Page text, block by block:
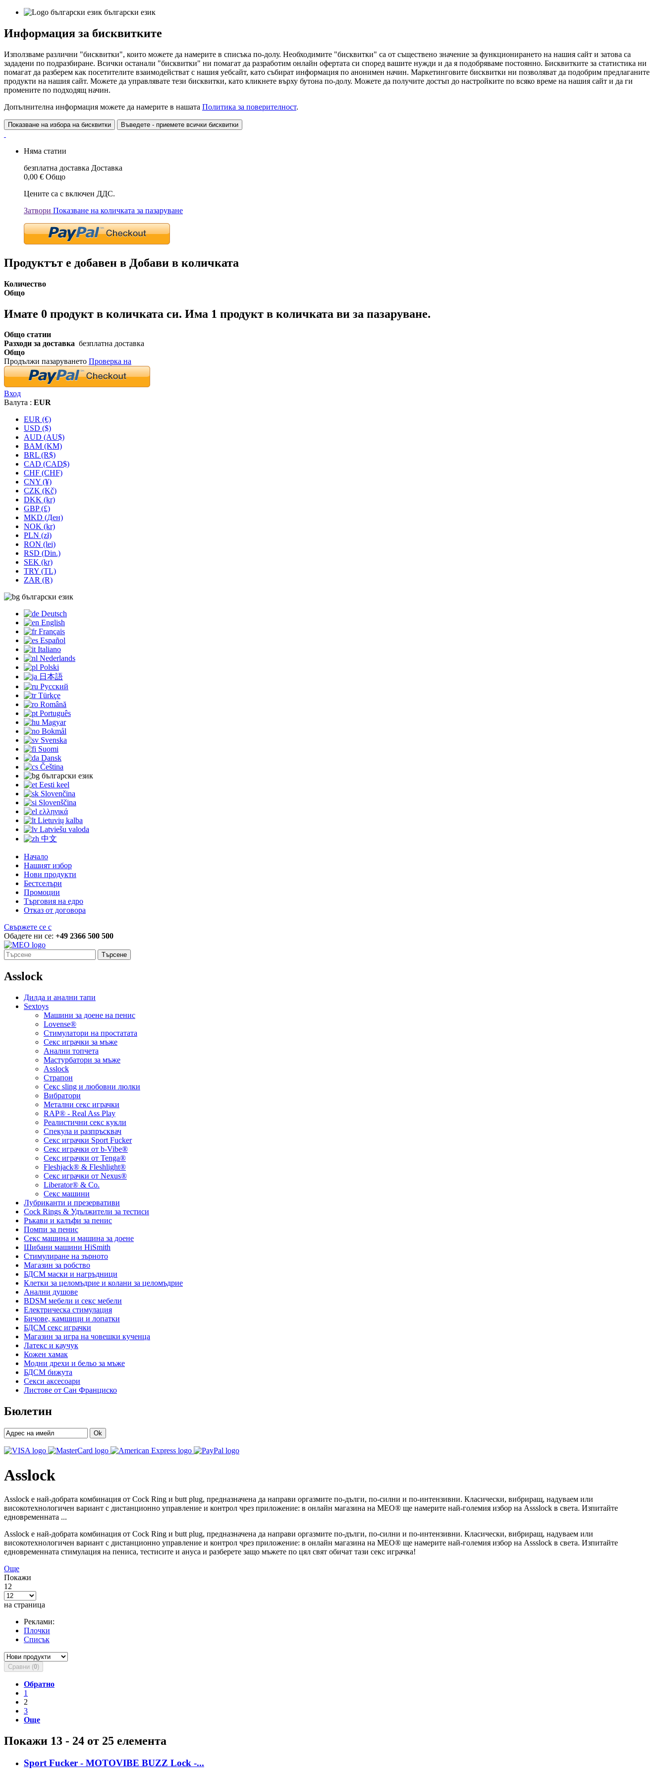
български език
Информация за бисквитките
Използваме различни "бисквитки", които можете да намерите в списъка по-долу. Необходимите "бисквитки" са от съществено значение за функционирането на нашия сайт и затова са
зададени по подразбиране. Всички останали "бисквитки" ни помагат да разработим онлайн офертата си според вашите нужди и да я подобряваме постоянно. Бисквитките за статистика ни
помагат да разберем как посетителите взаимодействат с нашия уебсайт, като събират информация по анонимен начин. Маркетинговите бисквитки ни позволяват да подобрим предлаганите
продукти на нашия сайт. Можете да управлявате тези бисквитки, като кликнете върху бутона по-долу. Можете да получите достъп до настройките по всяко време на нашия сайт и да ги
промените по подходящ начин.
Допълнителна информация можете да намерите в нашата Политика за поверителност.
Показване на избора на бисквитки Въведете - приемете всички бисквитки
Няма статии
безплатна доставка Доставка
0,00 € Общо
Цените са с включен ДДС.
Затвори Показване на количката за пазаруване
Продуктът е добавен в Добави в количката
Количество
Общо
Имате 0 продукт в количката си. Има 1 продукт в количката ви за пазаруване.
Общо статии
Разходи за доставка безплатна доставка
Общо
Продължи пазаруването Проверка на
Вход
Валута : EUR
EUR (€)
USD ($)
AUD (AU$)
BAM (KM)
BRL (R$)
CAD (CAD$)
CHF (CHF)
CNY (¥)
CZK (Kč)
DKK (kr)
GBP (£)
MKD (Ден)
NOK (kr)
PLN (zł)
RON (lei)
RSD (Din.)
SEK (kr)
TRY (TL)
ZAR (R)
български език
Deutsch
English
Français
Español
Italiano
Nederlands
Polski
日本語
Русский
Türkçe
Română
Português
Magyar
Bokmål
Svenska
Suomi
Dansk
Čeština
български език
Eesti keel
Slovenčina
Slovenščina
ελληνικά
Lietuvių kalba
Latviešu valoda
中文
Начало
Нашият избор
Нови продукти
Бестселъри
Промоции
Търговия на едро
Отказ от договора
Свържете се с
Обадете ни се: +49 2366 500 500
Търсене
Asslock
Дилда и анални тапи
Sextoys
Машини за доене на пенис
Lovense®
Стимулатори на простатата
Секс играчки за мъже
Анални топчета
Мастурбатори за мъже
Asslock
Страпон
Секс sling и любовни люлки
Вибратори
Метални секс играчки
RAP® - Real Ass Play
Реалистични секс кукли
Спекула и разпръсквач
Секс играчки Sport Fucker
Секс играчки от b-Vibe®
Секс играчки от Tenga®
Fleshjack® & Fleshlight®
Секс играчки от Nexus®
Liberator® & Co.
Секс машини
Лубриканти и презервативи
Cock Rings & Удължители за тестиси
Ръкави и калъфи за пенис
Помпи за пенис
Секс машина и машина за доене
Шибани машини HiSmith
Стимулиране на зърното
Магазин за робство
БДСМ маски и нагръдници
Клетки за целомъдрие и колани за целомъдрие
Анални душове
BDSM мебели и секс мебели
Електрическа стимулация
Бичове, камшици и лопатки
БДСМ секс играчки
Магазин за игра на човешки кученца
Латекс и каучук
Кожен хамак
Модни дрехи и бельо за мъже
БДСМ бижута
Секси аксесоари
Листове от Сан Франциско
Бюлетин
Ok
Asslock
Asslock е най-добрата комбинация от Cock Ring и butt plug, предназначена да направи оргазмите по-дълги, по-силни и по-интензивни. Класически, вибриращ, надуваем или
високотехнологичен вариант с дистанционно управление и контрол чрез приложение: в онлайн магазина на MEO® ще намерите най-големия избор на Assslock в света. Изпитайте
едновременната ...
Asslock е най-добрата комбинация от Cock Ring и butt plug, предназначена да направи оргазмите по-дълги, по-силни и по-интензивни. Класически, вибриращ, надуваем или
високотехнологичен вариант с дистанционно управление и контрол чрез приложение: в онлайн магазина на MEO® ще намерите най-големия избор на Assslock в света. Изпитайте
едновременната стимулация на пениса, тестисите и ануса и разберете защо мъжете по цял свят обичат тази секс играчка!
Още
Покажи
12
на страница
Реклами:
Плочки
Списък
Сравни (0)
Обратно
1
2
3
Още
Покажи 13 - 24 от 25 елемента
Sport Fucker - MOTOVIBE BUZZ Lock -...